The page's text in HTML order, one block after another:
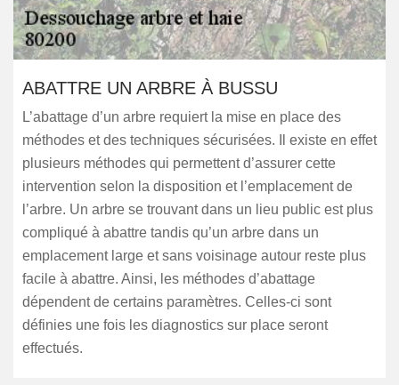
ABATTRE UN ARBRE À BUSSU
L’abattage d’un arbre requiert la mise en place des
méthodes et des techniques sécurisées. Il existe en effet
plusieurs méthodes qui permettent d’assurer cette
intervention selon la disposition et l’emplacement de
l’arbre. Un arbre se trouvant dans un lieu public est plus
compliqué à abattre tandis qu’un arbre dans un
emplacement large et sans voisinage autour reste plus
facile à abattre. Ainsi, les méthodes d’abattage
dépendent de certains paramètres. Celles-ci sont
définies une fois les diagnostics sur place seront
effectués.